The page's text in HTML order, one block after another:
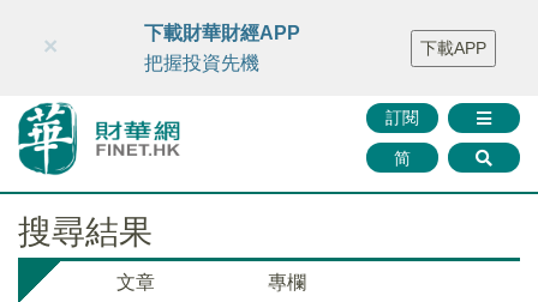
財華智庫網 FINTV FINMETA 財華證券 媒體矩陣
智庫沙龍
聯絡我們
訂閱
简
×
下載財華財經APP
把握投資先機
下載APP
搜尋結果
文章 專欄